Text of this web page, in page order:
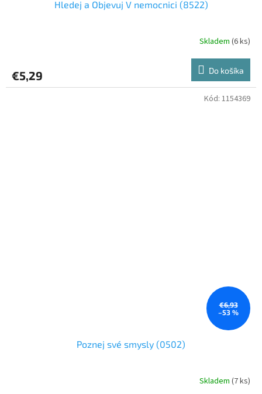
Hledej a Objevuj V nemocnici (8522)
Skladem (6 ks)
€5,29 Do košíka
€6,93
–53 %
Poznej své smysly (0502)
Skladem (7 ks)
Kód: 1154369